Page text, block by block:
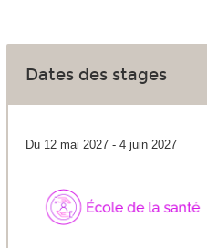
Dates des stages
Du 12 mai 2027 - 4 juin 2027